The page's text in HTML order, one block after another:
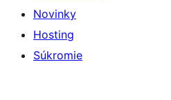
Novinky
Hosting
Súkromie